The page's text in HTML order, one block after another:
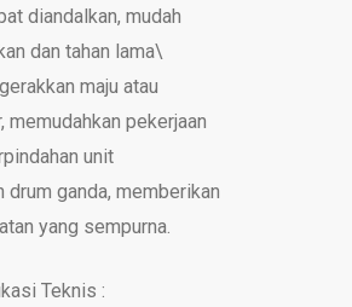
diandalkan, mudah
dan tahan lama\
maju atau
memudahkan pekerjaan
unit
drum ganda, memberikan
yang sempurna.
Teknis :